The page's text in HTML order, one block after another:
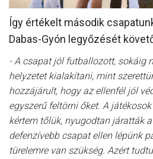
SZURKOLÓI
Így értékelt második
Dabas-Gyón legyőzését
- A csapat jól futballozott, sokáig
helyzetet kialakítani, mint
hozzájárult, hogy az ellenfél jól
egyszerű feltörni őket. A
kértem tőlük, nyugodtan járatták
defenzívebb csapat ellen lépünk
türelemre van szükség. Azért